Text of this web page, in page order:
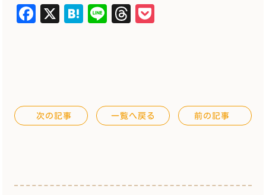
Facebook
X Hatena
LineThreads
次の記事 一覧へ戻る 前の記事